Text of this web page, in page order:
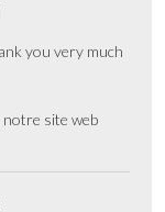
you very much
site web